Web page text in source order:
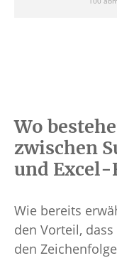
Wo
zwischen
und Excel-
Wie bereits
den Vorteil,
den